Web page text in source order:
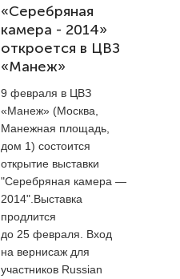
«Серебряная
камера - 2014»
откроется в ЦВЗ
«Манеж»
9 февраля в ЦВЗ
«Манеж» (Москва,
Манежная площадь,
дом 1) состоится
открытие выставки
"Серебряная камера —
2014".Выставка
продлится
до 25 февраля. Вход
на вернисаж для
участников Russian